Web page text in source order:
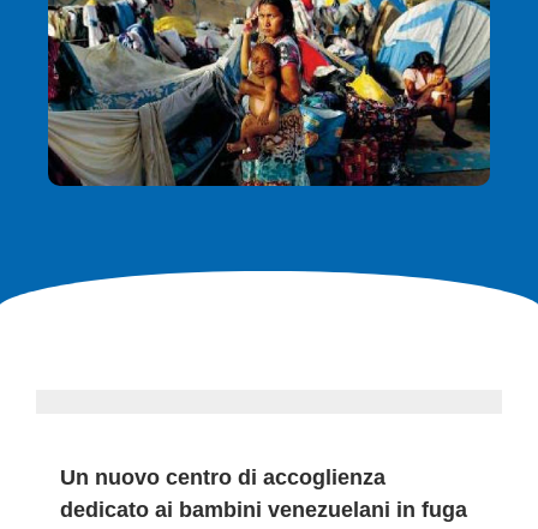
Un nuovo centro di accoglienza
dedicato ai bambini venezuelani in fuga